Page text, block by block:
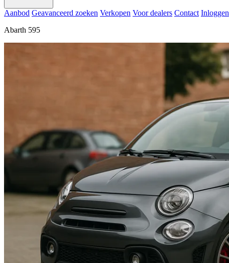
Aanbod Geavanceerd zoeken Verkopen Voor dealers Contact Inloggen
Abarth 595